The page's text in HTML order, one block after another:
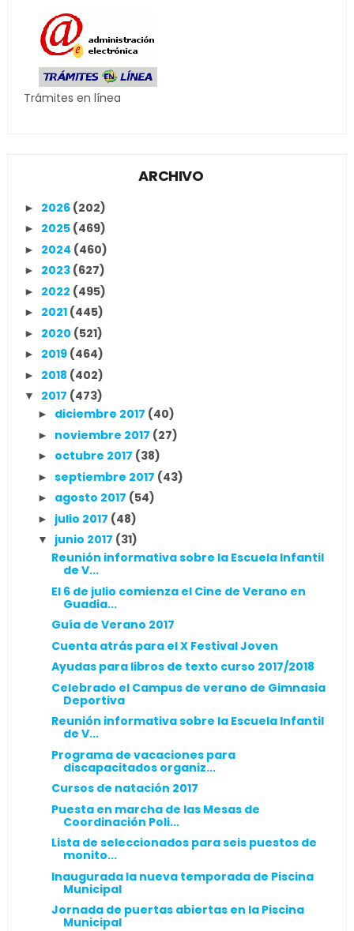
Trámites en línea
ARCHIVO
► 2026 (202)
► 2025 (469)
► 2024 (460)
► 2023 (627)
► 2022 (495)
► 2021 (445)
► 2020 (521)
► 2019 (464)
► 2018 (402)
▼ 2017 (473)
► diciembre 2017 (40)
► noviembre 2017 (27)
► octubre 2017 (38)
► septiembre 2017 (43)
► agosto 2017 (54)
► julio 2017 (48)
▼ junio 2017 (31)
Reunión informativa sobre la Escuela Infantil
de V...
El 6 de julio comienza el Cine de Verano en
Guadia...
Guía de Verano 2017
Cuenta atrás para el X Festival Joven
Ayudas para libros de texto curso 2017/2018
Celebrado el Campus de verano de Gimnasia
Deportiva
Reunión informativa sobre la Escuela Infantil
de V...
Programa de vacaciones para
discapacitados organiz...
Cursos de natación 2017
Puesta en marcha de las Mesas de
Coordinación Poli...
Lista de seleccionados para seis puestos de
monito...
Inaugurada la nueva temporada de Piscina
Municipal
Jornada de puertas abiertas en la Piscina
Municipal